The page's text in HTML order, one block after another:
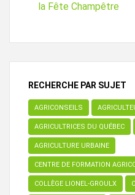
la Fête Champêtre
RECHERCHE PAR SUJET
AGRICONSEILS
AGRICULTRICES DU QUÉBEC
AGRICULTURE URBAINE
CENTRE DE FORMATION
COLLÈGE LIONEL-GROULX